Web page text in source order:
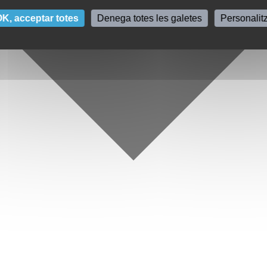
acceptar totes Denega totes les galetes